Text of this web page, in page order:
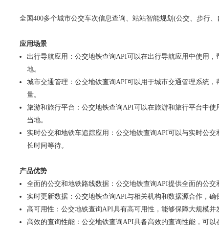
全国400多个城市公交车次信息查询、站站智能规划(公交、步行
应用场景
出行导航应用：公交地铁查询API可以在出行导航应用中使用
地。
城市交通管理：公交地铁查询API可以用于城市交通管理系统
量。
旅游和旅行平台：公交地铁查询API可以在旅游和旅行平台中
当地。
实时公交和地铁车追踪应用：公交地铁查询API可以与实时公
长时间等待。
产品优势
全面的公交和地铁路线数据：公交地铁查询API提供全面的公
实时更新数据：公交地铁查询API与相关机构和数据源合作，
高可用性：公交地铁查询API具有高可用性，能够保障大规模
高效的查询性能：公交地铁查询API具备高效的查询性能，可